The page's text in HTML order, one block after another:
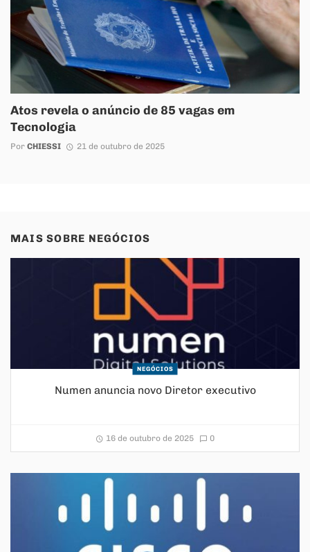
Atos revela o anúncio de 85 vagas em
Tecnologia
Por CHIESSI 21 de outubro de 2025
MAIS SOBRE NEGÓCIOS
NEGÓCIOS
Numen anuncia novo Diretor executivo
16 de outubro de 2025 0